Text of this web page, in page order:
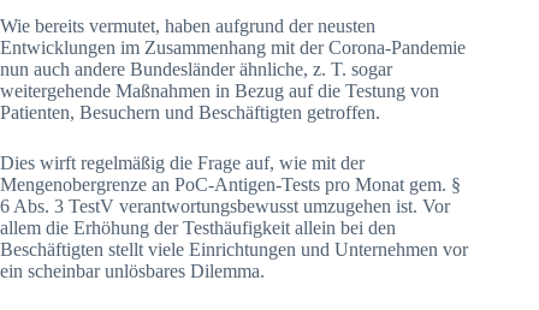
Wie bereits vermutet, haben aufgrund der neusten
Entwicklungen im Zusammenhang mit der Corona-Pandemie
nun auch andere Bundesländer ähnliche, z. T. sogar
weitergehende Maßnahmen in Bezug auf die Testung von
Patienten, Besuchern und Beschäftigten getroffen.
Dies wirft regelmäßig die Frage auf, wie mit der
Mengenobergrenze an PoC-Antigen-Tests pro Monat gem. §
6 Abs. 3 TestV verantwortungsbewusst umzugehen ist. Vor
allem die Erhöhung der Testhäufigkeit allein bei den
Beschäftigten stellt viele Einrichtungen und Unternehmen vor
ein scheinbar unlösbares Dilemma.